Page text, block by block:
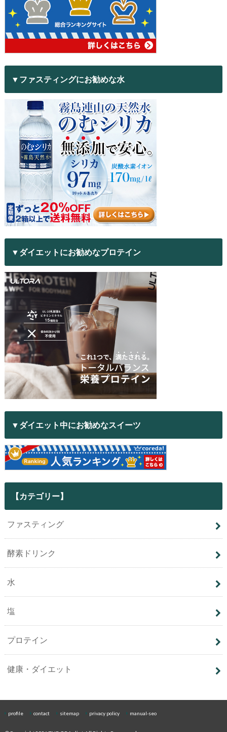
▼ファスティングにお勧めな水
▼ダイエットにお勧めなプロテイン
▼ダイエット中にお勧めなスイーツ
【カテゴリー】
ファスティング
酵素ドリンク
水
塩
プロテイン
健康・ダイエット
profile contact sitemap privacy policy manual-seo